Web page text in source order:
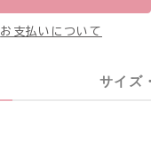
お支払いについて
サイズ